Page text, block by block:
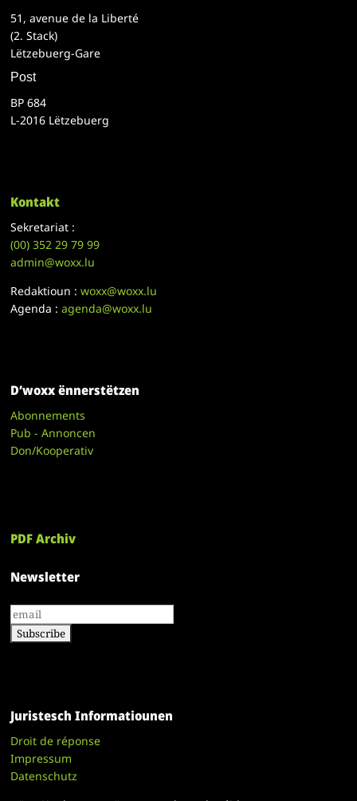
51, avenue de la Liberté
(2. Stack)
Lëtzebuerg-Gare
Post
BP 684
L-2016 Lëtzebuerg
Kontakt
Sekretariat :
(00)352 29 79 99
admin@woxx.lu
Redaktioun :woxx@woxx.lu
Agenda :agenda@woxx.lu
D’woxx ënnerstëtzen
Abonnements
Pub - Annoncen
Don/Kooperativ
PDF Archiv
Newsletter
Juristesch Informatiounen
Droit de réponse
Impressum
Datenschutz